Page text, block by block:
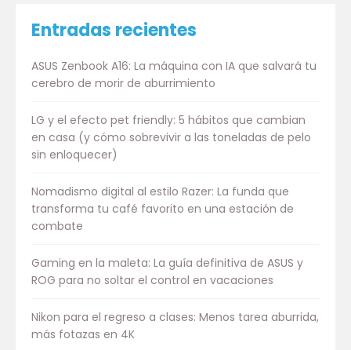
Entradas recientes
ASUS Zenbook A16: La máquina con IA que salvará tu
cerebro de morir de aburrimiento
LG y el efecto pet friendly: 5 hábitos que cambian
en casa (y cómo sobrevivir a las toneladas de pelo
sin enloquecer)
Nomadismo digital al estilo Razer: La funda que
transforma tu café favorito en una estación de
combate
Gaming en la maleta: La guía definitiva de ASUS y
ROG para no soltar el control en vacaciones
Nikon para el regreso a clases: Menos tarea aburrida,
más fotazas en 4K